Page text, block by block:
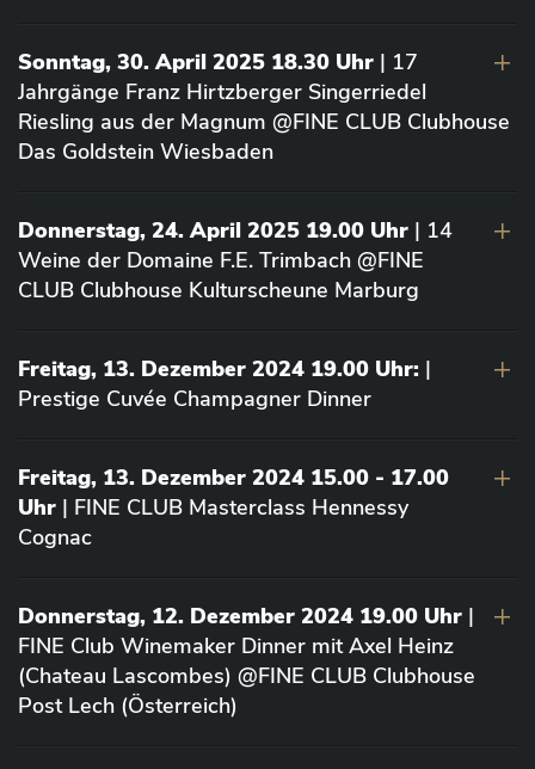
Sonntag, 30. April 2025 18.30 Uhr | 17
Jahrgänge Franz Hirtzberger Singerriedel
Riesling aus der Magnum @FINE CLUB Clubhouse
Das Goldstein Wiesbaden
Donnerstag, 24. April 2025 19.00 Uhr | 14
Weine der Domaine F.E. Trimbach @FINE
CLUB Clubhouse Kulturscheune Marburg
Freitag, 13. Dezember 2024 19.00 Uhr: |
Prestige Cuvée Champagner Dinner
Freitag, 13. Dezember 2024 15.00 - 17.00
Uhr | FINE CLUB Masterclass Hennessy
Cognac
Donnerstag, 12. Dezember 2024 19.00 Uhr |
FINE Club Winemaker Dinner mit Axel Heinz
(Chateau Lascombes) @FINE CLUB Clubhouse
Post Lech (Österreich)